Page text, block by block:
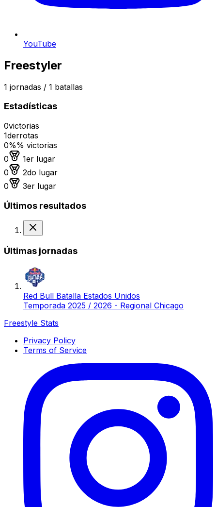
YouTube
Freestyler
1 jornadas / 1 batallas
Estadísticas
0victorias
1derrotas
0%% victorias
0
Medalla de oro
1er lugar
0
Medalla de plata
2do lugar
0
Medalla de bronce
3er lugar
Últimos resultados
Últimas jornadas
Red Bull Batalla Estados Unidos
Temporada 2025 / 2026 - Regional Chicago
Freestyle Stats
Privacy Policy
Terms of Service